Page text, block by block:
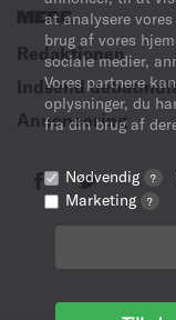
at analysere
brug af vores
sociale medier,
Vores partnere
oplysninger, du
fra din brug af
Nødvendig ?
Marketing ?
MERE
Redaktionen
Indsend
Annoncering